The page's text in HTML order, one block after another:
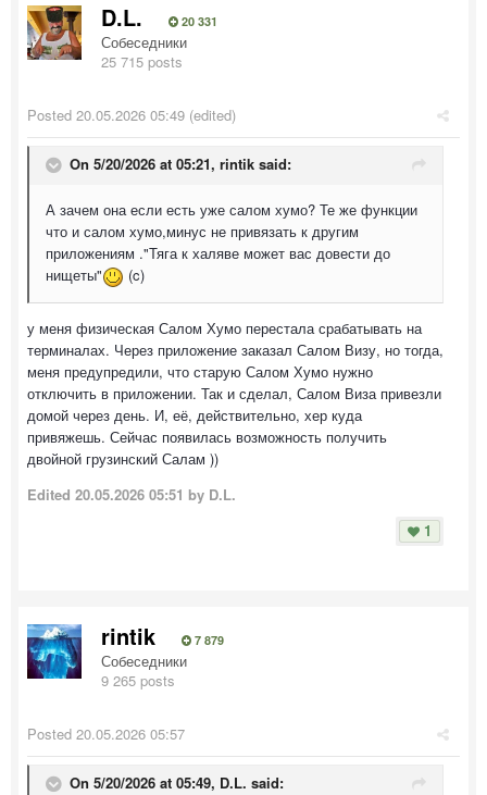
D.L. 20 331
Собеседники
25 715 posts
Posted 20.05.2026 05:49 (edited)
On 5/20/2026 at 05:21, rintik said:
А зачем она если есть уже салом хумо? Те же функции
что и салом хумо,минус не привязать к другим
приложениям ."Тяга к халяве может вас довести до
нищеты"
(c)
у меня физическая Салом Хумо перестала срабатывать на
терминалах. Через приложение заказал Салом Визу, но тогда,
меня предупредили, что старую Салом Хумо нужно
отключить в приложении. Так и сделал, Салом Виза привезли
домой через день. И, её, действительно, хер куда
привяжешь. Сейчас появилась возможность получить
двойной грузинский Салам ))
Edited 20.05.2026 05:51 by D.L.
1
rintik 7 879
Собеседники
9 265 posts
Posted 20.05.2026 05:57
On 5/20/2026 at 05:49, D.L. said: